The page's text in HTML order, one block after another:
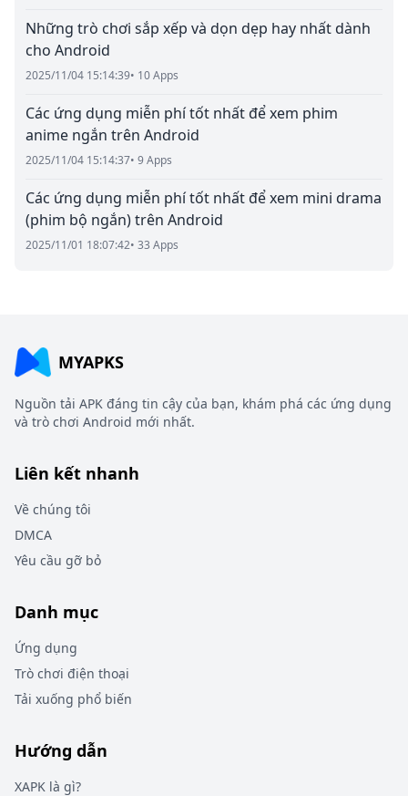
Những trò chơi sắp xếp và dọn dẹp hay nhất dành
cho Android
2025/11/04 15:14:39• 10 Apps
Các ứng dụng miễn phí tốt nhất để xem phim
anime ngắn trên Android
2025/11/04 15:14:37• 9 Apps
Các ứng dụng miễn phí tốt nhất để xem mini drama
(phim bộ ngắn) trên Android
2025/11/01 18:07:42• 33 Apps
MYAPKS
Nguồn tải APK đáng tin cậy của bạn, khám phá các ứng dụng
và trò chơi Android mới nhất.
Liên kết nhanh
Về chúng tôi
DMCA
Yêu cầu gỡ bỏ
Danh mục
Ứng dụng
Trò chơi điện thoại
Tải xuống phổ biến
Hướng dẫn
XAPK là gì?